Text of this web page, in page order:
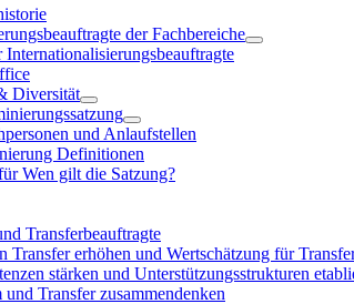
der Fachbereiche
Internationalisierungsbeauftragte
Diversität
und Anlaufstellen
Definitionen
Wen gilt die Satzung?
Transferbeauftragte
Transfer erhöhen und Wertschätzung für
stärken und Unterstützungsstrukturen
Transfer zusammendenken